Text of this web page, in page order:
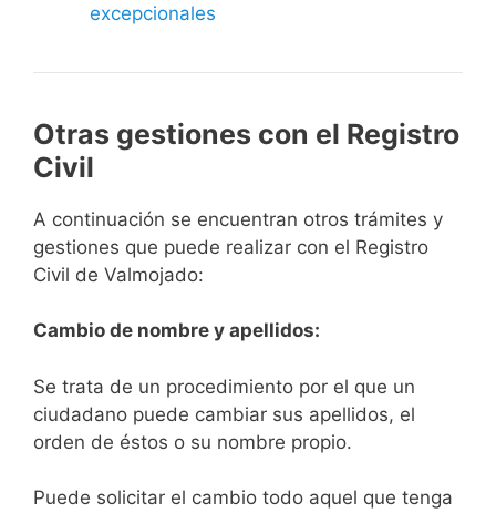
excepcionales
Otras gestiones con el Registro
Civil
A continuación se encuentran otros trámites y
gestiones que puede realizar con el Registro
Civil de Valmojado:
Cambio de nombre y apellidos:
Se trata de un procedimiento por el que un
ciudadano puede cambiar sus apellidos, el
orden de éstos o su nombre propio.
Puede solicitar el cambio todo aquel que tenga